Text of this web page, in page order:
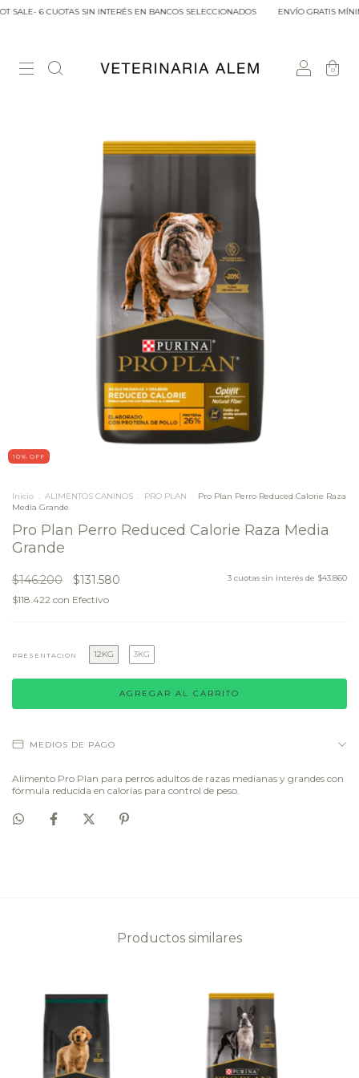
6 CUOTAS SIN INTERÉS EN BANCOS SELECCIONADOS ENVÍO GRATIS
0
10% OFF
Inicio . ALIMENTOS CANINOS . PRO PLAN . Pro Plan Perro Reduced Calorie Raza
Media Grande
Pro Plan Perro Reduced Calorie Raza Media
Grande
$146.200 $131.580
$118.422 con Efectivo
3 cuotas sin interés de $43.860
PRESENTACIÓN 12KG 3KG
MEDIOS DE PAGO
Alimento Pro Plan para perros adultos de razas medianas y grandes con
fórmula reducida en calorías para control de peso.
Productos similares